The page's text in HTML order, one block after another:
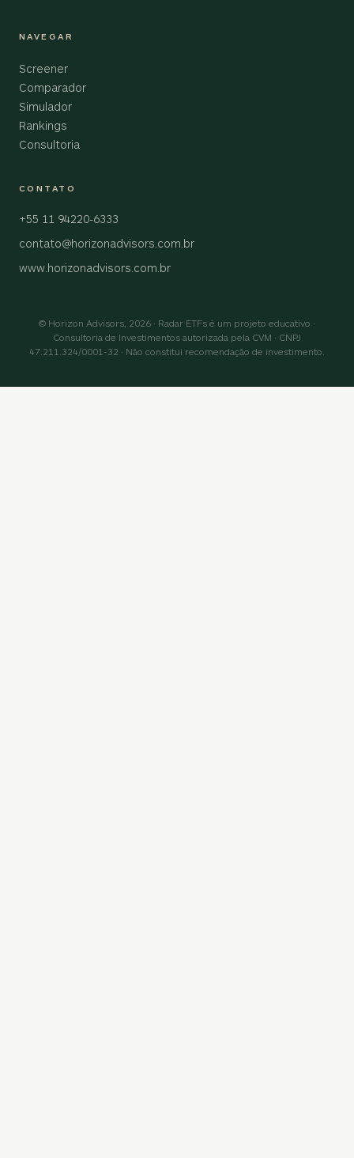
NAVEGAR
Screener
Comparador
Simulador
Rankings
Consultoria
CONTATO
+55 11 94220-6333
contato@horizonadvisors.com.br
www.horizonadvisors.com.br
© Horizon Advisors, 2026 · Radar ETFs é um projeto educativo ·
Consultoria de Investimentos autorizada pela CVM · CNPJ
47.211.324/0001-32 · Não constitui recomendação de investimento.